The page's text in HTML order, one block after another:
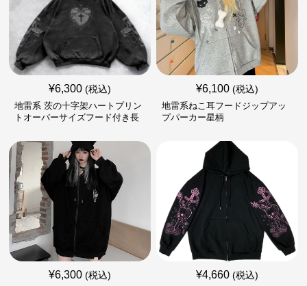
¥6,300 (税込)
地雷系 茨の十字架ハートプリン
トオーバーサイズフード付き長
¥6,100 (税込)
地雷系ねこ耳フードジップアッ
プパーカー星柄
¥6,300 (税込) ¥4,660 (税込)